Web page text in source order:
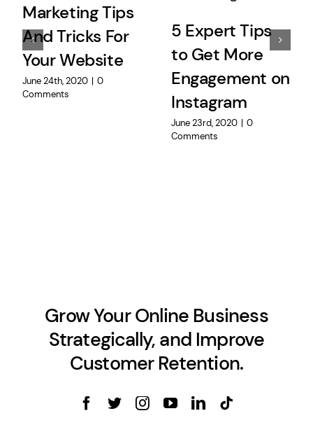
Marketing Tips
And Tricks For
Your Website
June 24th, 2020 | 0
Comments
5 Expert Tips
to Get More
Engagement on
Instagram
June 23rd, 2020 | 0
Comments
Grow Your Online Business
Strategically, and Improve
Customer Retention.